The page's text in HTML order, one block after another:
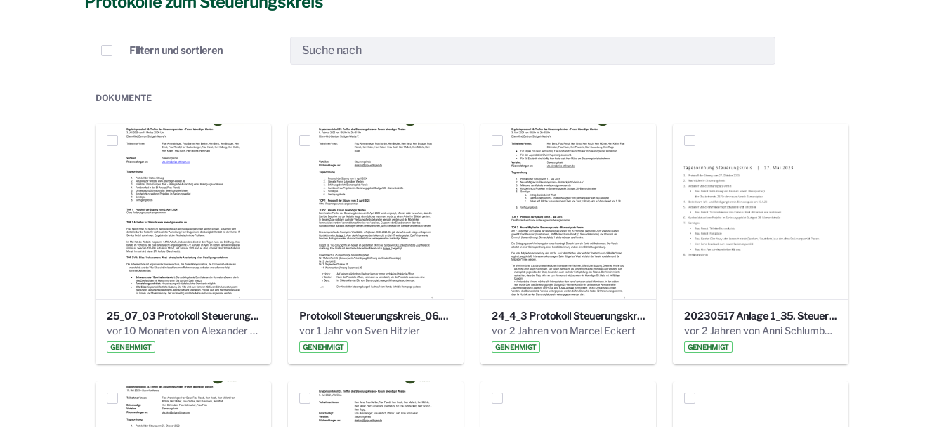
Elemente auswählen
Filtern und sortieren
DOKUMENTE
25_07_03 Protokoll Steuerungskreis.pdf
vor 10 Monaten von Alexander Orlowski
GENEHMIGT
Protokoll Steuerungskreis_06.02.2025 .pdf
vor 1 Jahr von Sven Hitzler
GENEHMIGT
24_4_3 Protokoll Steuerungskreis.pdf
vor 2 Jahren von Marcel Eckert
GENEHMIGT
20230517 Anlage 1_35. Steuerungskreis.pdf
vor 2 Jahren von Anni Schlumberger
GENEHMIGT